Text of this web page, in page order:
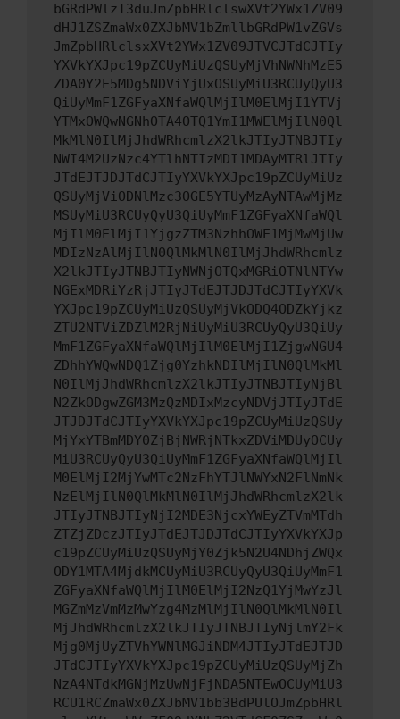
bGRdPWlzT3duJmZpbHRlclswXVt2YWx1ZV09
dHJ1ZSZmaWx0ZXJbMV1bZmllbGRdPW1vZGVs
JmZpbHRlclsxXVt2YWx1ZV09JTVCJTdCJTIy
YXVkYXJpc19pZCUyMiUzQSUyMjVhNWNhMzE5
ZDA0Y2E5MDg5NDViYjUxOSUyMiU3RCUyQyU3
QiUyMmF1ZGFyaXNfaWQlMjIlM0ElMjI1YTVj
YTMxOWQwNGNhOTA4OTQ1YmI1MWElMjIlN0Ql
MkMlN0IlMjJhdWRhcmlzX2lkJTIyJTNBJTIy
NWI4M2UzNzc4YTlhNTIzMDI1MDAyMTRlJTIy
JTdEJTJDJTdCJTIyYXVkYXJpc19pZCUyMiUz
QSUyMjViODNlMzc3OGE5YTUyMzAyNTAwMjMz
MSUyMiU3RCUyQyU3QiUyMmF1ZGFyaXNfaWQl
MjIlM0ElMjI1YjgzZTM3NzhhOWE1MjMwMjUw
MDIzNzAlMjIlN0QlMkMlN0IlMjJhdWRhcmlz
X2lkJTIyJTNBJTIyNWNjOTQxMGRiOTNlNTYw
NGExMDRiYzRjJTIyJTdEJTJDJTdCJTIyYXVk
YXJpc19pZCUyMiUzQSUyMjVkODQ4ODZkYjkz
ZTU2NTViZDZlM2RjNiUyMiU3RCUyQyU3QiUy
MmF1ZGFyaXNfaWQlMjIlM0ElMjI1ZjgwNGU4
ZDhhYWQwNDQ1Zjg0YzhkNDIlMjIlN0QlMkMl
N0IlMjJhdWRhcmlzX2lkJTIyJTNBJTIyNjBl
N2ZkODgwZGM3MzQzMDIxMzcyNDVjJTIyJTdE
JTJDJTdCJTIyYXVkYXJpc19pZCUyMiUzQSUy
MjYxYTBmMDY0ZjBjNWRjNTkxZDViMDUyOCUy
MiU3RCUyQyU3QiUyMmF1ZGFyaXNfaWQlMjIl
M0ElMjI2MjYwMTc2NzFhYTJlNWYxN2FlNmNk
NzElMjIlN0QlMkMlN0IlMjJhdWRhcmlzX2lk
JTIyJTNBJTIyNjI2MDE3NjcxYWEyZTVmMTdh
ZTZjZDczJTIyJTdEJTJDJTdCJTIyYXVkYXJp
c19pZCUyMiUzQSUyMjY0Zjk5N2U4NDhjZWQx
ODY1MTA4MjdkMCUyMiU3RCUyQyU3QiUyMmF1
ZGFyaXNfaWQlMjIlM0ElMjI2NzQ1YjMwYzJl
MGZmMzVmMzMwYzg4MzMlMjIlN0QlMkMlN0Il
MjJhdWRhcmlzX2lkJTIyJTNBJTIyNjlmY2Fk
Mjg0MjUyZTVhYWNlMGJiNDM4JTIyJTdEJTJD
JTdCJTIyYXVkYXJpc19pZCUyMiUzQSUyMjZh
NzA4NTdkMGNjMzUwNjFjNDA5NTEwOCUyMiU3
RCU1RCZmaWx0ZXJbMV1bb3BdPUlOJmZpbHRl